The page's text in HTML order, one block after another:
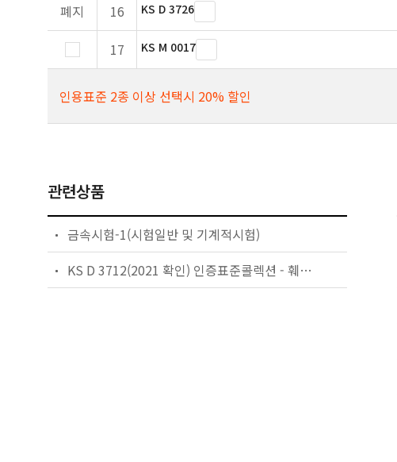
폐지
16 KS D 3726
17
KS M 0017
인용표준 2종 이상 선택시 20% 할인
관련상품
금속시험-1(시험일반 및 기계적시험)
KS D 3712(2021 확인) 인증표준콜렉션 - 훼로 망간